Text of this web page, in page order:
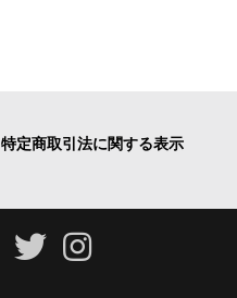
特定商取引法に関する表示